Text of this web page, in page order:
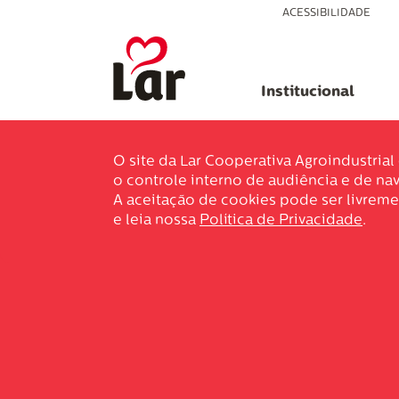
ACESSIBILIDADE
Institucional
O site da Lar Cooperativa
o controle interno de audiência e de
A aceitação de cookies pode ser
e leia nossa Política de Privacidade.